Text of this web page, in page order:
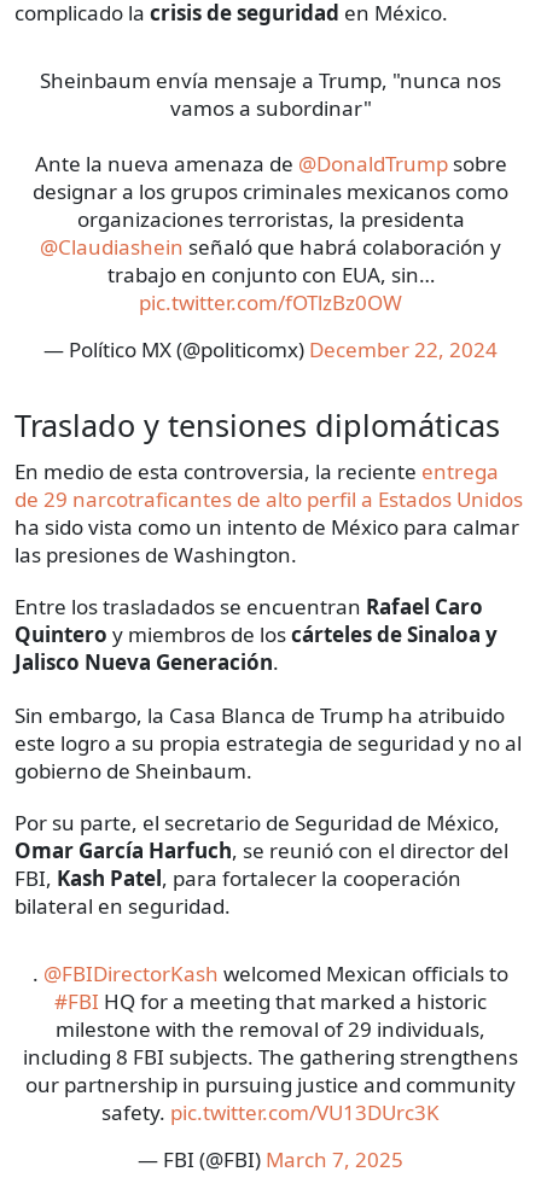
complicado la crisis de seguridad en México.
Sheinbaum envía mensaje a Trump, "nunca nos
vamos a subordinar"
Ante la nueva amenaza de @DonaldTrumpsobre
designar a los grupos criminales mexicanos como
organizaciones terroristas, la presidenta
@Claudiashein señaló que habrá colaboración y
trabajo en conjunto con EUA, sin…
pic.twitter.com/fOTlzBz0OW
— Político MX (@politicomx) December 22, 2024
Traslado y tensiones diplomáticas
En medio de esta controversia, la reciente entrega
de 29 narcotraficantes de alto perfil a Estados Unidos
ha sido vista como un intento de México para calmar
las presiones de Washington.
Entre los trasladados se encuentran Rafael Caro
Quintero y miembros de loscárteles de Sinaloa y
Jalisco Nueva Generación.
Sin embargo, la Casa Blanca de Trump ha atribuido
este logro a su propia estrategia de seguridad y no al
gobierno de Sheinbaum.
Por su parte, el secretario de Seguridad de México,
Omar García Harfuch, se reunió con el director del
FBI, Kash Patel, para fortalecer la cooperación
bilateral en seguridad.
. @FBIDirectorKash welcomed Mexican officials to
#FBI HQ for a meeting that marked a historic
milestone with the removal of 29 individuals,
including 8 FBI subjects. The gathering strengthens
our partnership in pursuing justice and community
safety. pic.twitter.com/VU13DUrc3K
— FBI (@FBI) March 7, 2025